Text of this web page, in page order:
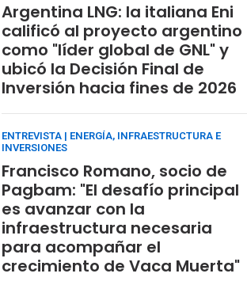
Argentina LNG: la italiana Eni
calificó al proyecto argentino
como "líder global de GNL" y
ubicó la Decisión Final de
Inversión hacia fines de 2026
ENTREVISTA | ENERGÍA, INFRAESTRUCTURA E
INVERSIONES
Francisco Romano, socio de
Pagbam: "El desafío principal
es avanzar con la
infraestructura necesaria
para acompañar el
crecimiento de Vaca Muerta"